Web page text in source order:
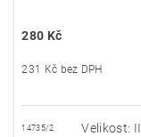
280 Kč
231 Kč bez DPH
14735/2 Velikost: II